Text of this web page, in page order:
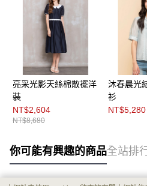
亮采光影天絲棉散襬洋
裝
NT$2,604
NT$8,680
沐春晨光
衫
NT$5,280
你可能有興趣的商品全站排